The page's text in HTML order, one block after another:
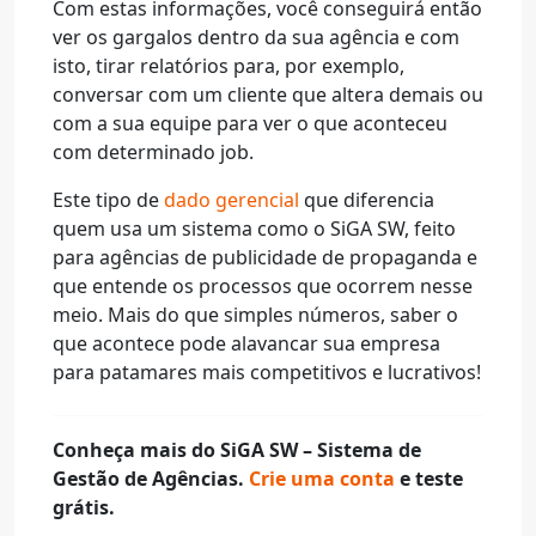
Com estas informações, você conseguirá então
ver os gargalos dentro da sua agência e com
isto, tirar relatórios para, por exemplo,
conversar com um cliente que altera demais ou
com a sua equipe para ver o que aconteceu
com determinado job.
Este tipo dedado gerencial que diferencia
quem usa um sistema como o SiGA SW, feito
para agências de publicidade de propaganda e
que entende os processos que ocorrem nesse
meio. Mais do que simples números, saber o
que acontece pode alavancar sua empresa
para patamares mais competitivos e lucrativos!
Conheça mais do SiGA SW – Sistema de
Gestão de Agências. Crie uma conta e teste
grátis.